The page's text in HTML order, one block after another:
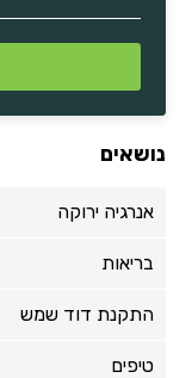
נושאים
אנרגיה ירוקה
בריאות
התקנת דוד שמש
טיפים